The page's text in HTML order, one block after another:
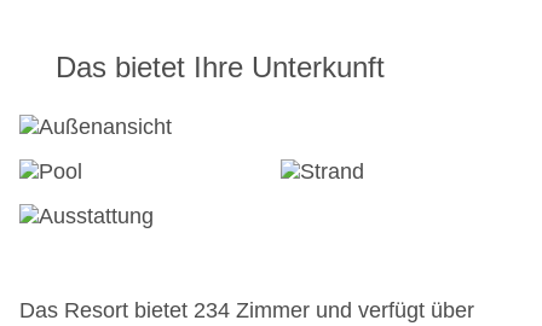
Das bietet Ihre Unterkunft
Das Resort bietet 234 Zimmer und verfügt über